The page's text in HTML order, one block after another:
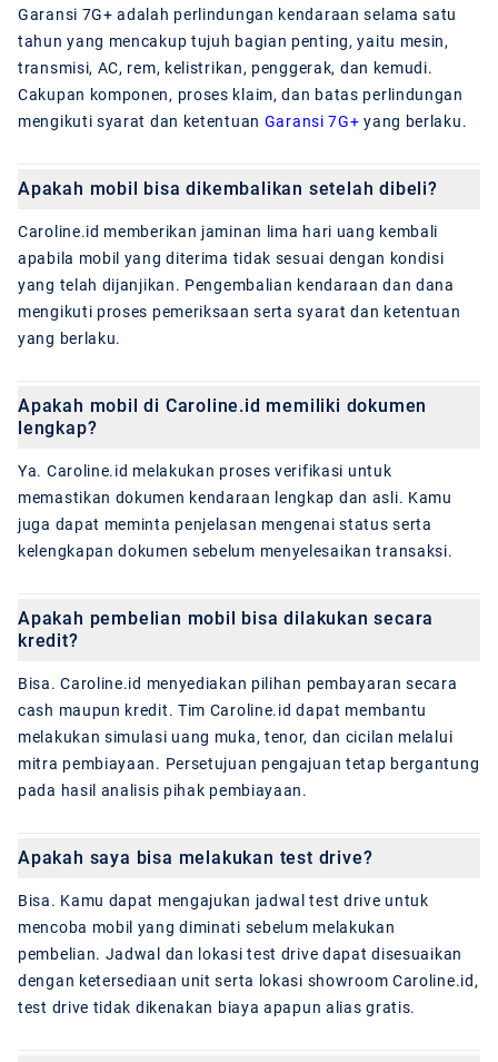
Garansi 7G+ adalah perlindungan kendaraan selama satu
tahun yang mencakup tujuh bagian penting, yaitu mesin,
transmisi, AC, rem, kelistrikan, penggerak, dan kemudi.
Cakupan komponen, proses klaim, dan batas perlindungan
mengikuti syarat dan ketentuan Garansi 7G+ yang berlaku.
Apakah mobil bisa dikembalikan setelah dibeli?
Caroline.id memberikan jaminan lima hari uang kembali
apabila mobil yang diterima tidak sesuai dengan kondisi
yang telah dijanjikan. Pengembalian kendaraan dan dana
mengikuti proses pemeriksaan serta syarat dan ketentuan
yang berlaku.
Apakah mobil di Caroline.id memiliki dokumen
lengkap?
Ya. Caroline.id melakukan proses verifikasi untuk
memastikan dokumen kendaraan lengkap dan asli. Kamu
juga dapat meminta penjelasan mengenai status serta
kelengkapan dokumen sebelum menyelesaikan transaksi.
Apakah pembelian mobil bisa dilakukan secara
kredit?
Bisa. Caroline.id menyediakan pilihan pembayaran secara
cash maupun kredit. Tim Caroline.id dapat membantu
melakukan simulasi uang muka, tenor, dan cicilan melalui
mitra pembiayaan. Persetujuan pengajuan tetap bergantung
pada hasil analisis pihak pembiayaan.
Apakah saya bisa melakukan test drive?
Bisa. Kamu dapat mengajukan jadwal test drive untuk
mencoba mobil yang diminati sebelum melakukan
pembelian. Jadwal dan lokasi test drive dapat disesuaikan
dengan ketersediaan unit serta lokasi showroom Caroline.id,
test drive tidak dikenakan biaya apapun alias gratis.